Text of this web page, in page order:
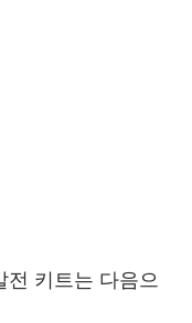
전 키트는 다음으